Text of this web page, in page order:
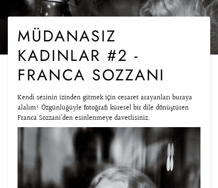
MÜDANASIZ
KADINLAR #2 -
FRANCA SOZZANI
Kendi sesinin izinden gitmek için cesaret arayanları buraya
alalım! Özgünlüğüyle fotoğrafı küresel bir dile dönüştüren
Franca Sozzani’den esinlenmeye davetlisiniz.